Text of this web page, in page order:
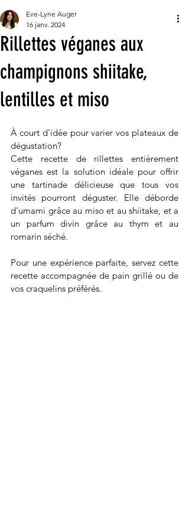
Rillettes véganes aux
champignons shiitake,
lentilles et miso
Eve-Lyne Auger
16 janv. 2024
À court d'idée pour varier vos plateaux de
dégustation?
Cette recette de rillettes entièrement
véganes est la solution idéale pour offrir
une tartinade délicieuse que tous vos
invités pourront déguster. Elle déborde
d'umami grâce au miso et au shiitake, et a
un parfum divin grâce au thym et au
romarin séché.
Pour une expérience parfaite, servez cette
recette accompagnée de pain grillé ou de
vos craquelins préférés.